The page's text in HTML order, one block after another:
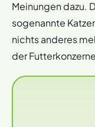
Meinungen dazu.
sogenannte
nichts anderes
der